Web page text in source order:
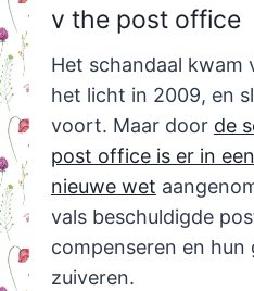
v the post office
Het schandaal kwam
het licht in 2009, en
voort. Maar door de
post office is er in
nieuwe wet
vals beschuldigde
compenseren en hun
zuiveren.